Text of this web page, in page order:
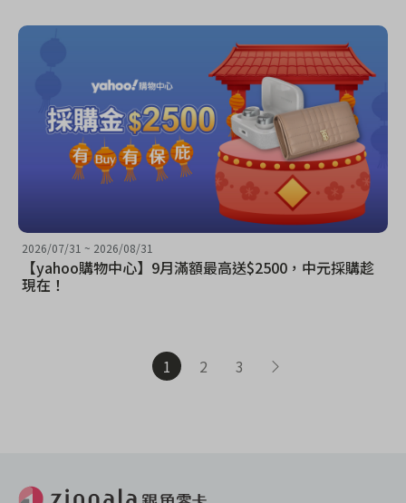
2026/07/31 ~ 2026/08/31
【yahoo購物中心】9月滿額最高送$2500，中元採購趁
現在！
1 2 3